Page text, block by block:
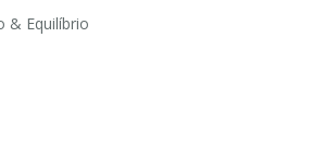
& Equilíbrio